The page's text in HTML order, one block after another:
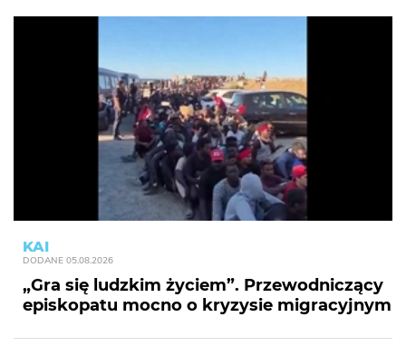
KAI
DODANE 05.08.2026
„Gra się ludzkim życiem”. Przewodniczący
episkopatu mocno o kryzysie migracyjnym